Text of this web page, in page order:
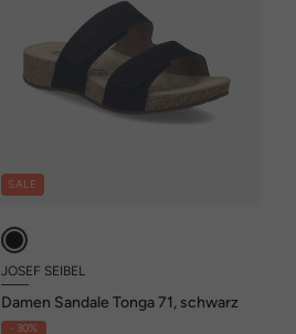
SALE
JOSEF SEIBEL
Damen Sandale Tonga 71, schwarz
- 30%